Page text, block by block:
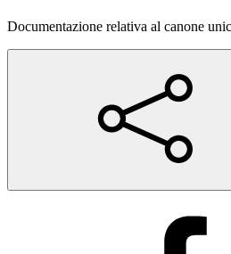
Documentazione relativa al canone